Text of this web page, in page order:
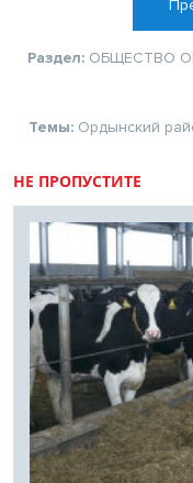
Раздел: ОБЩЕСТВО
Темы: Ордынский
НЕ ПРОПУСТИТЕ